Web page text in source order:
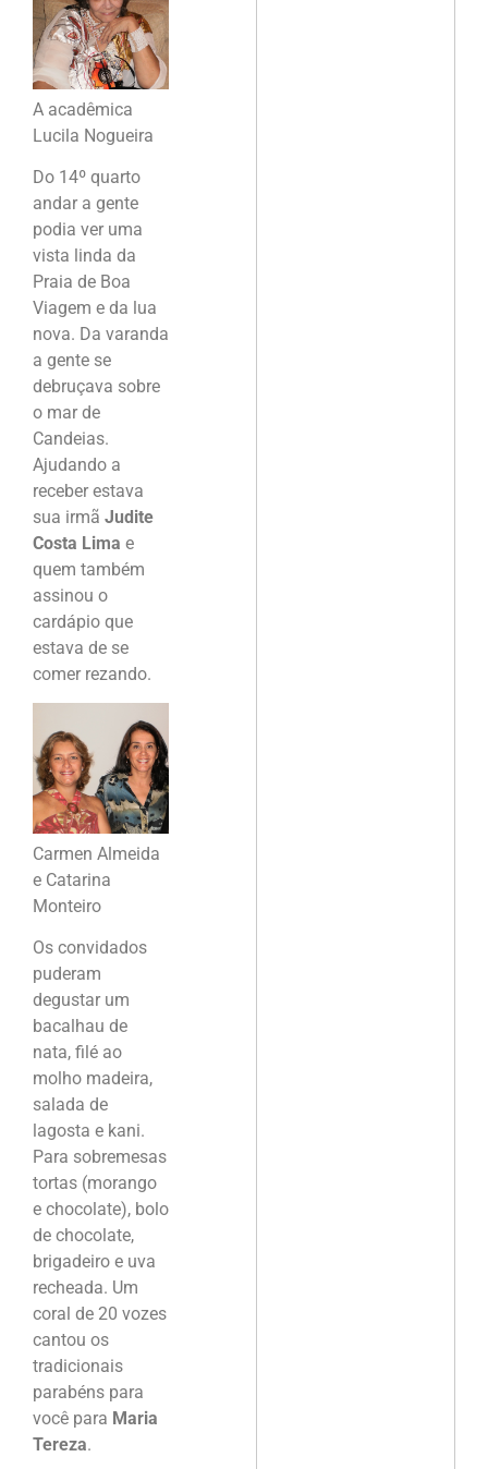
A acadêmica
Lucila Nogueira
Do 14º quarto
andar a gente
podia ver uma
vista linda da
Praia de Boa
Viagem e da lua
nova. Da varanda
a gente se
debruçava sobre
o mar de
Candeias.
Ajudando a
receber estava
sua irmã Judite
Costa Lima e
quem também
assinou o
cardápio que
estava de se
comer rezando.
Carmen Almeida
e Catarina
Monteiro
Os convidados
puderam
degustar um
bacalhau de
nata, filé ao
molho madeira,
salada de
lagosta e kani.
Para sobremesas
tortas (morango
e chocolate), bolo
de chocolate,
brigadeiro e uva
recheada. Um
coral de 20 vozes
cantou os
tradicionais
parabéns para
você para Maria
Tereza.